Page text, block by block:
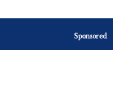
Sponsored